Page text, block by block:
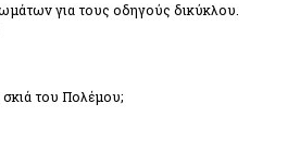
για τους οδηγούς δικύκλου.
σκιά του Πολέµου;